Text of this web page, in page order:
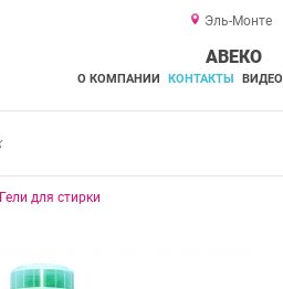
Эль-Монте
АВЕКО
О КОМПАНИИ КОНТАКТЫ ВИДЕО
Гели для стирки